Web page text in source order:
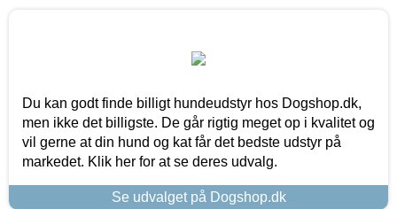
Du kan godt finde billigt hundeudstyr hos Dogshop.dk,
men ikke det billigste. De går rigtig meget op i kvalitet og
vil gerne at din hund og kat får det bedste udstyr på
markedet. Klik her for at se deres udvalg.
Se udvalget på Dogshop.dk